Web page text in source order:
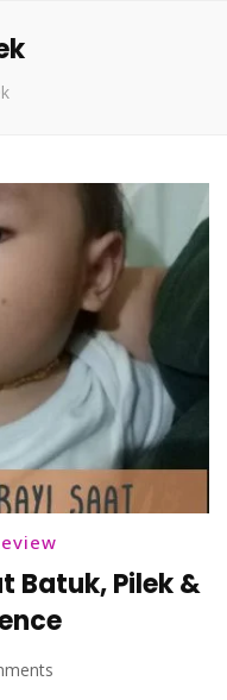
Batuk, Pilek &